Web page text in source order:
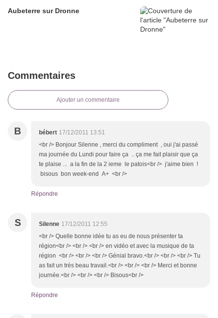
Aubeterre sur Dronne
Commentaires
Ajouter un commentaire
B bébert 17/12/2011 13:51
<br /> Bonjour Silenne , merci du compliment , oui j'ai passé
ma journée du Lundi pour faire ça .. ça me fait plaisir que ça
te plaise ... a la fin de la 2 ieme le patois<br /> j'aime bien !
bisous bon week-end A+ <br />
Répondre
S Silenne 17/12/2011 12:55
<br /> Quelle bonne idée tu as eu de nous présenter ta
région<br /> <br /> <br /> en vidéo et avec la musique de ta
région <br /> <br /> <br /> Génial bravo.<br /> <br /> <br /> Tu
as fait un très beau travail.<br /> <br /> <br /> Merci et bonne
journée.<br /> <br /> <br /> Bisous<br />
Répondre